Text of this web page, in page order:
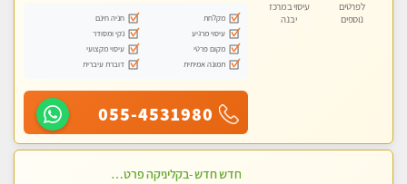
לפרטים
נוספים
עיסוי במרכז
יבנה
מקלחת
חניה חינם
עיסוי מרגיע
נקי ומסודר
מקום פרטי
עיסוי מקצועי
תמונה אמיתית
דוברת עיברית
055-4531980
חדש חדש -בקליניקה פרטית שירות vip לרציניים בלבד! מומלץ!!-ללא מין !!